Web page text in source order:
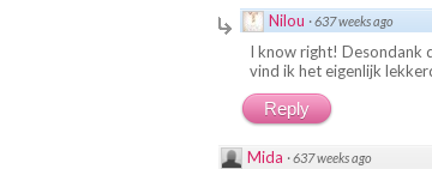
Nilou ·637 weeks ago
I know right! Desondank
vind ik het eigenlijk
Reply
Mida ·637 weeks ago